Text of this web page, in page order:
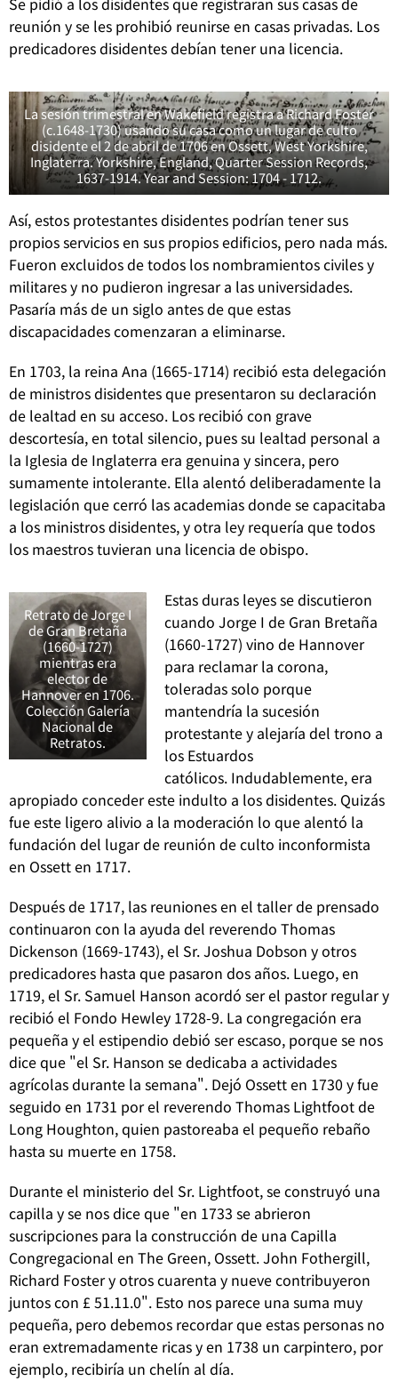
reunión y se les prohibió reunirse en casas privadas. Los
predicadores disidentes debían tener una licencia.
La sesión trimestral en Wakefield registra a Richard Foster
(c.1648-1730) usando su casa como un lugar de culto
disidente el 2 de abril de 1706 en Ossett, West Yorkshire,
Inglaterra. Yorkshire, England, Quarter Session Records,
1637-1914. Year and Session: 1704 - 1712.
Así, estos protestantes disidentes podrían tener sus
propios servicios en sus propios edificios, pero nada más.
Fueron excluidos de todos los nombramientos civiles y
militares y no pudieron ingresar a las universidades.
Pasaría más de un siglo antes de que estas
discapacidades comenzaran a eliminarse.
En 1703, la reina Ana (1665-1714) recibió esta delegación
de ministros disidentes que presentaron su declaración
de lealtad en su acceso. Los recibió con grave
descortesía, en total silencio, pues su lealtad personal a
la Iglesia de Inglaterra era genuina y sincera, pero
sumamente intolerante. Ella alentó deliberadamente la
legislación que cerró las academias donde se capacitaba
a los ministros disidentes, y otra ley requería que todos
los maestros tuvieran una licencia de obispo.
Retrato de Jorge I
de Gran Bretaña
(1660-1727)
mientras era
elector de
Hannover en 1706.
Colección Galería
Nacional de
Retratos.
Estas duras leyes se discutieron
cuando Jorge I de Gran Bretaña
(1660-1727) vino de Hannover
para reclamar la corona,
toleradas solo porque
mantendría la sucesión
protestante y alejaría del trono a
los Estuardos
católicos. Indudablemente, era
apropiado conceder este indulto a los disidentes. Quizás
fue este ligero alivio a la moderación lo que alentó la
fundación del lugar de reunión de culto inconformista
en Ossett en 1717.
Después de 1717, las reuniones en el taller de prensado
continuaron con la ayuda del reverendo Thomas
Dickenson (1669-1743), el Sr. Joshua Dobson y otros
predicadores hasta que pasaron dos años. Luego, en
1719, el Sr. Samuel Hanson acordó ser el pastor regular y
recibió el Fondo Hewley 1728-9. La congregación era
pequeña y el estipendio debió ser escaso, porque se nos
dice que "el Sr. Hanson se dedicaba a actividades
agrícolas durante la semana". Dejó Ossett en 1730 y fue
seguido en 1731 por el reverendo Thomas Lightfoot de
Long Houghton, quien pastoreaba el pequeño rebaño
hasta su muerte en 1758.
Durante el ministerio del Sr. Lightfoot, se construyó una
capilla y se nos dice que "en 1733 se abrieron
suscripciones para la construcción de una Capilla
Congregacional en The Green, Ossett.John Fothergill,
Richard Foster y otros cuarenta y nueve contribuyeron
juntos con £ 51.11.0". Esto nos parece una suma muy
pequeña, pero debemos recordar que estas personas no
eran extremadamente ricas y en 1738 un carpintero, por
ejemplo, recibiría un chelín al día.